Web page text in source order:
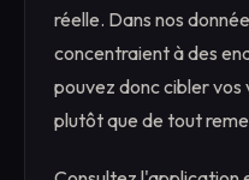
réelle. Dans nos
concentraient à des
pouvez donc cibler
plutôt que de tout